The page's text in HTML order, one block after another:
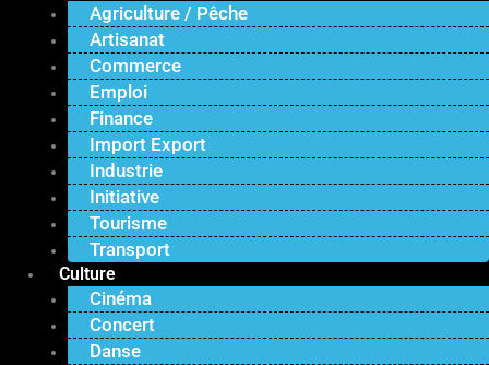
Agriculture / Pêche
Artisanat
Commerce
Emploi
Finance
Import Export
Industrie
Initiative
Tourisme
Transport
Culture
Cinéma
Concert
Danse